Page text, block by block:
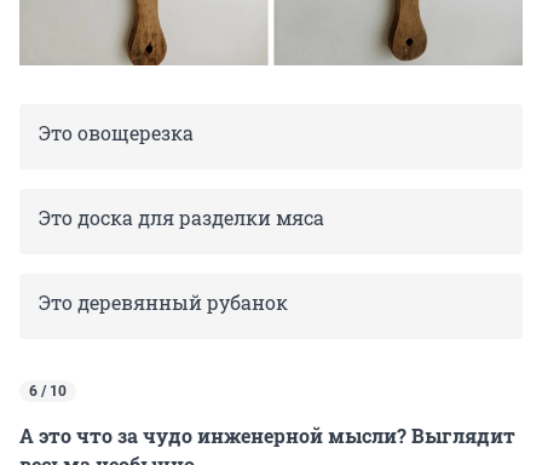
Это овощерезка
Это доска для разделки мяса
Это деревянный рубанок
6 / 10
А это что за чудо инженерной мысли? Выглядит